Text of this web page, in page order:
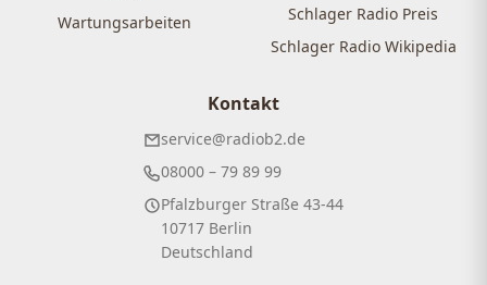
Wartungsarbeiten
Schlager Radio Preis
Schlager Radio Wikipedia
Kontakt
service@radiob2.de
08000 – 79 89 99
Pfalzburger Straße 43-44
10717 Berlin
Deutschland